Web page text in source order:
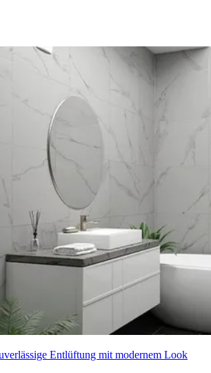
Entlüftung mit modernem Look